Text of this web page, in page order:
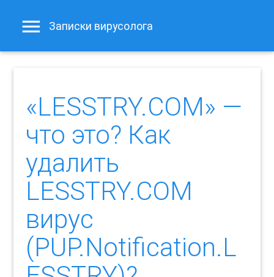
Записки вирусолога
«LESSTRY.COM» —
что это? Как
удалить
LESSTRY.COM
вирус
(PUP.Notification.L